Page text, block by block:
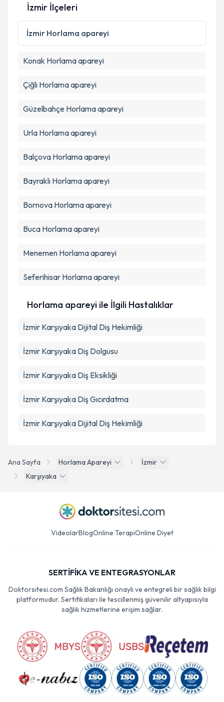
Kişisel verilerimin işlenmesine ilişkinAydınlatma
Metni
'ni okudum ve kişisel verilerimin belirtilen
kapsamda işlenmesini kabul ediyorum.
Ana Sayfa Horlama Apareyi
İzmir
Karşıyaka
İzmir İlçeleri
İzmir Horlama apareyi
Konak Horlama apareyi
Çiğli Horlama apareyi
Güzelbahçe Horlama apareyi
Urla Horlama apareyi
Balçova Horlama apareyi
Bayraklı Horlama apareyi
Bornova Horlama apareyi
Buca Horlama apareyi
Menemen Horlama apareyi
Seferihisar Horlama apareyi
Horlama apareyi ile İlgili Hastalıklar
İzmir Karşıyaka Dijital Diş Hekimliği
İzmir Karşıyaka Diş Dolgusu
İzmir Karşıyaka Diş Eksikliği
İzmir Karşıyaka Diş Gıcırdatma
İzmir Karşıyaka Dijital Diş Hekimliği
VideolarBlogOnline TerapiOnline Diyet
SERTİFİKA VE ENTEGRASYONLAR
Doktorsitesi.com Sağlık Bakanlığı onaylı ve entegreli bir sağlık bilgi
platformudur. Sertifikaları ile tescillenmiş güvenilir altyapısıyla
sağlık hizmetlerine erişim sağlar.